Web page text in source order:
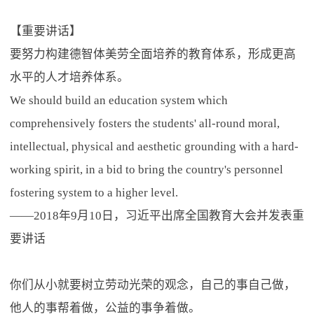
【重要讲话】
要努力构建德智体美劳全面培养的教育体系，形成更高
水平的人才培养体系。
We should build an education system which
comprehensively fosters the students' all-round moral,
intellectual, physical and aesthetic grounding with a hard-
working spirit, in a bid to bring the country's personnel
fostering system to a higher level.
——2018年9月10日，习近平出席全国教育大会并发表重
要讲话
你们从小就要树立劳动光荣的观念，自己的事自己做，
他人的事帮着做，公益的事争着做。